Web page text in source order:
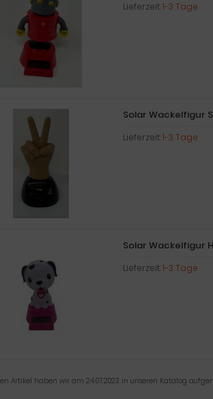
Lieferzeit:1-3 Tage
Solar Wackelfigur
Lieferzeit:1-3 Tage
Solar Wackelfigur
Lieferzeit:1-3 Tage
Artikel haben wir am 24.07.2023 in unseren Katalog